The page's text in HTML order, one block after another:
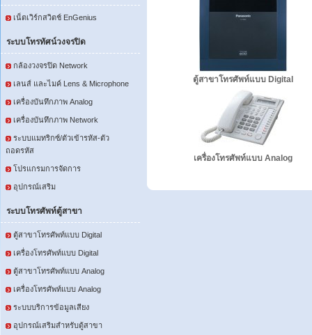
เน็ตเวิร์กสวิตช์ EnGenius
ระบบโทรทัศน์วงจรปิด
กล้องวงจรปิด Network
เลนส์ และไมค์ Lens & Microphone
เครื่องบันทึกภาพ Analog
เครื่องบันทึกภาพ Network
ระบบแมทริกซ์/ตัวเข้ารหัส-ตัว
ถอดรหัส
โปรแกรมการจัดการ
อุปกรณ์เสริม
ระบบโทรศัพท์ตู้สาขา
ตู้สาขาโทรศัพท์แบบ Digital
เครื่องโทรศัพท์แบบ Digital
ตู้สาขาโทรศัพท์แบบ Analog
เครื่องโทรศัพท์แบบ Analog
ระบบบริการข้อมูลเสียง
อุปกรณ์เสริมสำหรับตู้สาขา
ตู้สาขาโทรศัพท์แบบ Digital
เครื่องโทรศัพท์แบบ Analog